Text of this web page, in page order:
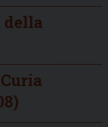
della